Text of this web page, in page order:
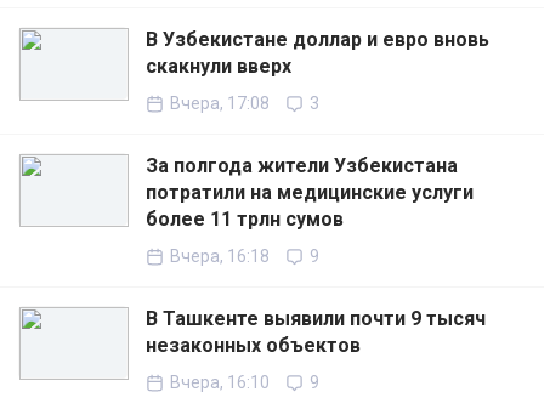
В Узбекистане доллар и евро вновь
скакнули вверх
Вчера, 17:08 3
За полгода жители Узбекистана
потратили на медицинские услуги
более 11 трлн сумов
Вчера, 16:18 9
В Ташкенте выявили почти 9 тысяч
незаконных объектов
Вчера, 16:10 9